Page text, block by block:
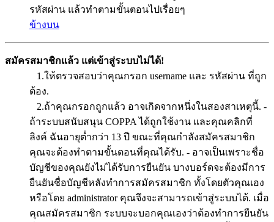
รหัสผ่าน แล้วทำตามขั้นตอนไปเรื่อยๆ
ข้างบน
สมัครสมาชิกแล้ว แต่เข้าสู่ระบบไม่ได้!
1.ให้ตรวจสอบว่าคุณกรอก username และ รหัสผ่าน ที่ถูก
ต้อง.
2.ถ้าคุณกรอกถูกแล้ว อาจเกิดจากหนึ่งในสองสาเหตุนี้. -
ถ้าระบบสนับสนุน COPPA ได้ถูกใช้งาน และคุณคลิกที่
ลิงค์ ฉันอายุต่ำกว่า 13 ปี ขณะที่คุณกำลังสมัครสมาชิก
คุณจะต้องทำตามขั้นตอนที่คุณได้รับ. - อาจเป็นเพราะชื่อ
บัญชีของคุณยังไม่ได้รับการยืนยัน บางบอร์ดจะต้องมีการ
ยืนยันชื่อบัญชีหลังทำการสมัครสมาชิก ทั้งโดยตัวคุณเอง
หรือโดย administrator คุณจึงจะสามารถเข้าสู่ระบบได้. เมื่อ
คุณสมัครสมาชิก ระบบจะบอกคุณเองว่าต้องทำการยืนยัน